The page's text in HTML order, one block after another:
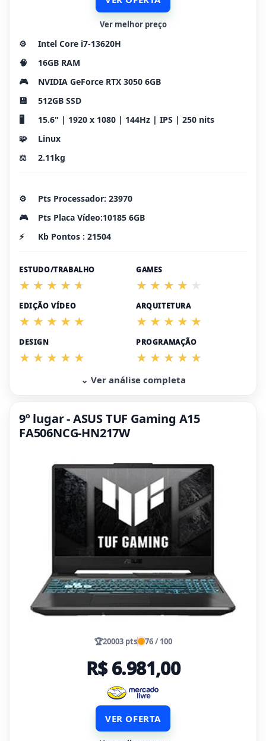
Ver melhor preço
⚙️
Intel Core i7-13620H
🧠
16GB RAM
🎮
NVIDIA GeForce RTX 3050 6GB
💾
512GB SSD
🖥️
15.6" | 1920 x 1080 | 144Hz | IPS | 250 nits
🧩
Linux
⚖️
2.11kg
⚙️
Pts Processador: 23970
🎮
Pts Placa Vídeo:10185 6GB
⚡
Kb Pontos : 21504
ESTUDO/TRABALHO GAMES
EDIÇÃO VÍDEO ARQUITETURA
DESIGN PROGRAMAÇÃO
⌄ Ver análise completa
9º lugar - ASUS TUF Gaming A15
FA506NCG-HN217W
🏆20003 pts 76 / 100
R$ 6.981,00
VER OFERTA